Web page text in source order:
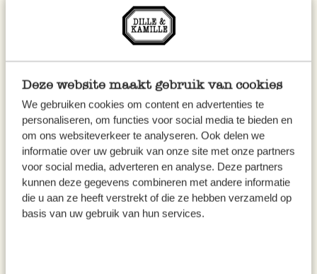
Deze website maakt gebruik van cookies
We gebruiken cookies om content en advertenties te
personaliseren, om functies voor social media te bieden en
om ons websiteverkeer te analyseren. Ook delen we
informatie over uw gebruik van onze site met onze partners
voor social media, adverteren en analyse. Deze partners
kunnen deze gegevens combineren met andere informatie
die u aan ze heeft verstrekt of die ze hebben verzameld op
basis van uw gebruik van hun services.
Tarte soleil
Krokant, kruidig en met een verrassende
twist: tarte soleil met Ajvar en fleur de
sel. Perfect om te delen bij de borrel of
als lichte lunch.